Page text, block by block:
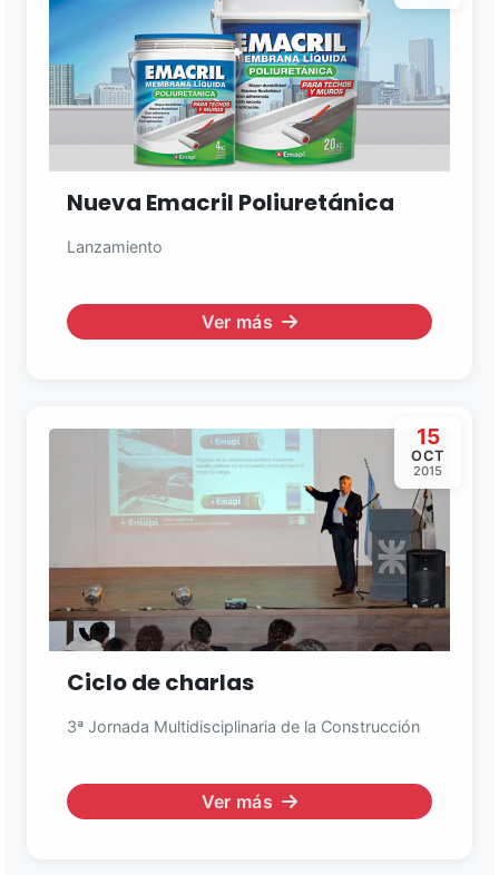
Nueva Emacril Poliuretánica
Lanzamiento
Ver más
15
OCT
2015
Ciclo de charlas
3ª Jornada Multidisciplinaria de la Construcción
Ver más
Asistente EMAPI
En línea ahora